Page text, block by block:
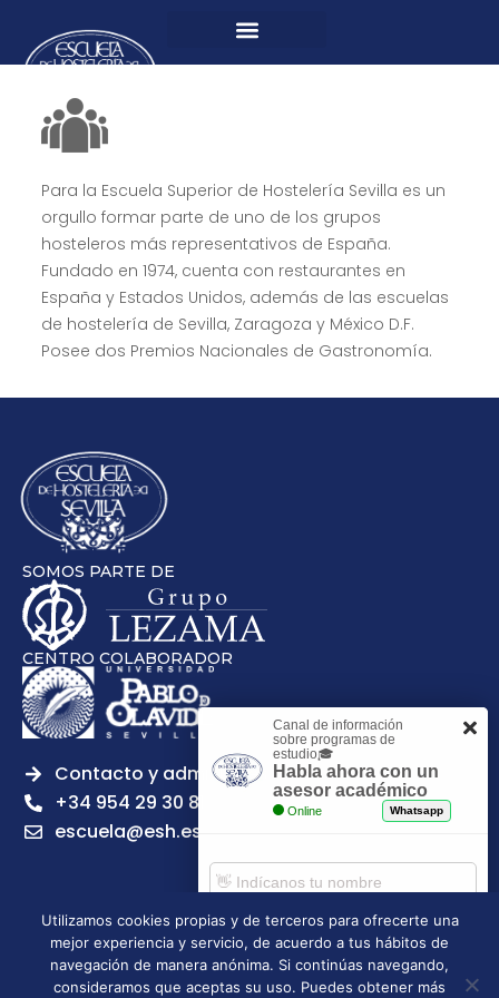
Para la Escuela Superior de Hostelería Sevilla es un
orgullo formar parte de uno de los grupos
hosteleros más representativos de España.
Fundado en 1974, cuenta con restaurantes en
España y Estados Unidos, además de las escuelas
de hostelería de Sevilla, Zaragoza y México D.F.
Posee dos Premios Nacionales de Gastronomía.
SOMOS PARTE DE
CENTRO COLABORADOR
Contacto y admisiones
+34 954 29 30 81
escuela@esh.es
Aviso legal Política de Privacidad
Política de Cookies
Política de calidad
Tablón de anuncios
Utilizamos cookies propias y de terceros para ofrecerte una
mejor experiencia y servicio, de acuerdo a tus hábitos de
navegación de manera anónima. Si continúas navegando,
consideramos que aceptas su uso. Puedes obtener más
Canal de información
sobre programas de
estudio🎓
Habla ahora con un
asesor académico
Online Whatsapp
Comenzar chat